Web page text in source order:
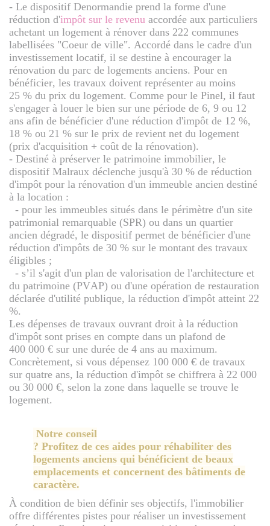
- Le dispositif Denormandie prend la forme d'une
réduction d'impôt sur le revenu accordée aux particuliers
achetant un logement à rénover dans 222 communes
labellisées "Coeur de ville". Accordé dans le cadre d'un
investissement locatif, il se destine à encourager la
rénovation du parc de logements anciens. Pour en
bénéficier, les travaux doivent représenter au moins
25 % du prix du logement. Comme pour le Pinel, il faut
s'engager à louer le bien sur une période de 6, 9 ou 12
ans afin de bénéficier d'une réduction d'impôt de 12 %,
18 % ou 21 % sur le prix de revient net du logement
(prix d'acquisition + coût de la rénovation).
- Destiné à préserver le patrimoine immobilier, le
dispositif Malraux déclenche jusqu'à 30 % de réduction
d'impôt pour la rénovation d'un immeuble ancien destiné
à la location :
- pour les immeubles situés dans le périmètre d'un site
patrimonial remarquable (SPR) ou dans un quartier
ancien dégradé, le dispositif permet de bénéficier d'une
réduction d'impôts de 30 % sur le montant des travaux
éligibles ;
- s’il s'agit d'un plan de valorisation de l'architecture et
du patrimoine (PVAP) ou d'une opération de restauration
déclarée d'utilité publique, la réduction d'impôt atteint 22
%.
Les dépenses de travaux ouvrant droit à la réduction
d'impôt sont prises en compte dans un plafond de
400 000 € sur une durée de 4 ans au maximum.
Concrètement, si vous dépensez 100 000 € de travaux
sur quatre ans, la réduction d'impôt se chiffrera à 22 000
ou 30 000 €, selon la zone dans laquelle se trouve le
logement.
Notre conseil
? Profitez de ces aides pour réhabiliter des
logements anciens qui bénéficient de beaux
emplacements et concernent des bâtiments de
caractère.
À condition de bien définir ses objectifs, l'immobilier
offre différentes pistes pour réaliser un investissement